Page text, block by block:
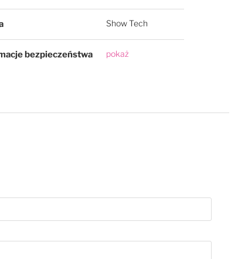
Show Tech
bezpieczeństwa pokaż